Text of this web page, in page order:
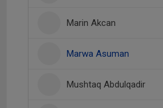
Marin Akcan
Marwa Asuman
Mushtaq Abdulqadir